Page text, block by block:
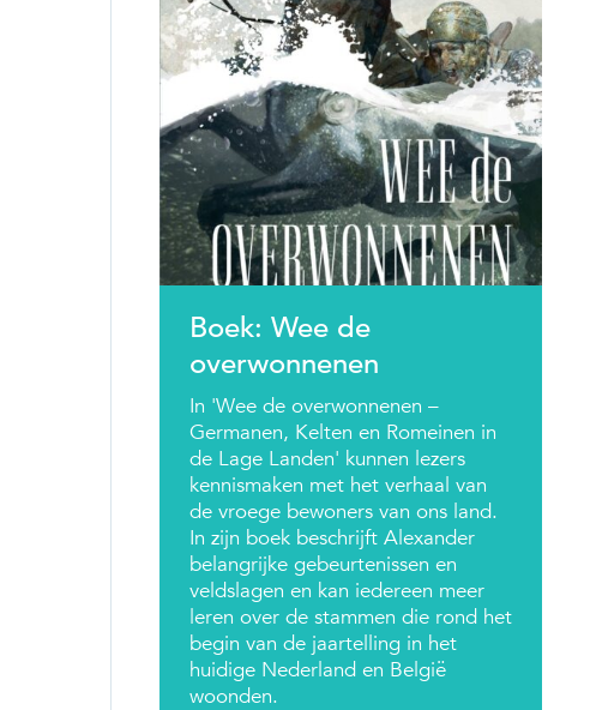
Boek: Wee de
overwonnenen
In 'Wee de overwonnenen –
Germanen, Kelten en Romeinen in
de Lage Landen' kunnen lezers
kennismaken met het verhaal van
de vroege bewoners van ons land.
In zijn boek beschrijft Alexander
belangrijke gebeurtenissen en
veldslagen en kan iedereen meer
leren over de stammen die rond het
begin van de jaartelling in het
huidige Nederland en België
woonden.